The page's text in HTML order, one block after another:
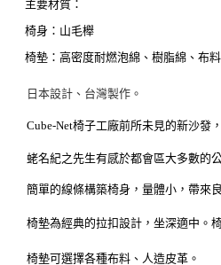
主要材質：
椅身：山毛櫸
椅墊：高密度耐燃泡綿、樹脂綿、布
日本設計、台灣製作。
Cube-Net椅子工廠前所未見的新沙發
蛯名紀之先生有感於都會區大多數的
簡單的線條構築椅身，量體小，帶來
椅墊為經典的拉扣設計，坐深適中。
椅墊可選擇各種布料、人造皮革。